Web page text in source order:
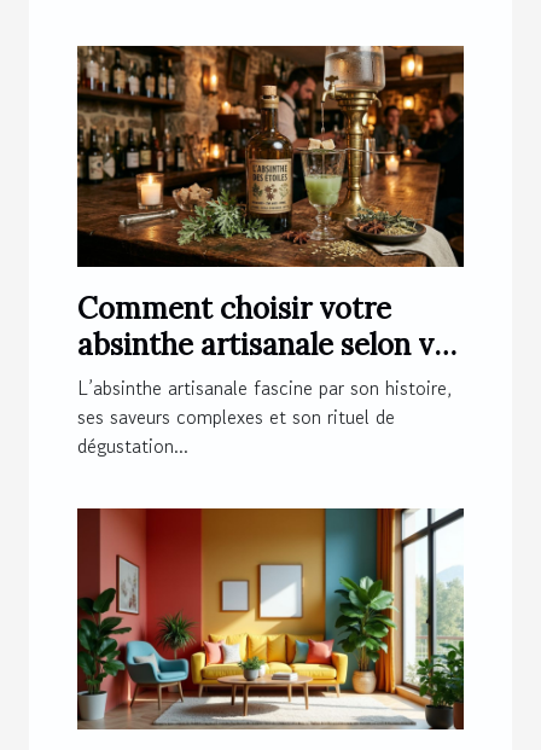
Comment choisir votre
absinthe artisanale selon vos
préférences ?
L’absinthe artisanale fascine par son histoire,
ses saveurs complexes et son rituel de
dégustation...